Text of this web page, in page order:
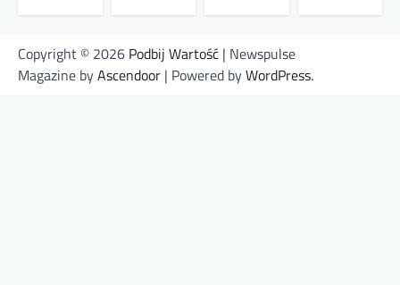
Copyright © 2026 Podbij Wartość | Newspulse
Magazine byAscendoor | Powered byWordPress.